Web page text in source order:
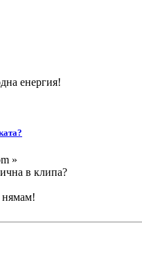
енергия!
»
в клипа?
нямам!